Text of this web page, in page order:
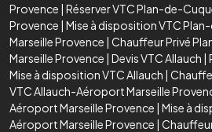
Provence | Réserver VTC Plan-de-
Provence | Mise à disposition VTC
Marseille Provence | Chauffeur Privé
Marseille Provence | Devis VTC Allauch |
Mise à disposition VTC Allauch |
VTC Allauch-Aéroport Marseille
Aéroport Marseille Provence | Mise à
Aéroport Marseille Provence |